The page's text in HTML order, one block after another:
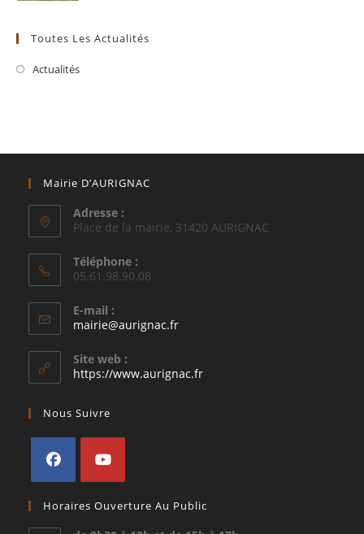
Toutes Les Actualités
Actualités
Mairie D’AURIGNAC
Adresse :
Place de la mairie, 31420 AURIGNAC
Téléphone :
05.61.98.90.08
E-mail :
mairie@aurignac.frS’ouvre
application
Site web :
https://www.aurignac.fr
Nous Suivre
dans
dans
Horaires Ouverture Au Public